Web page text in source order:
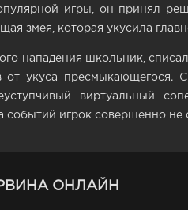
игры, он принял
змея, которая укусила
нападения школьник,
от укуса
виртуальный
событий игрок совершенно не
ОНЛАЙН